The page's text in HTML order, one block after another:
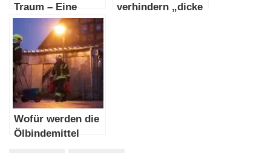
Traum – Eine
freistehende
Badewanne
verhindern „dicke
Wofür werden die
Ölbindemittel